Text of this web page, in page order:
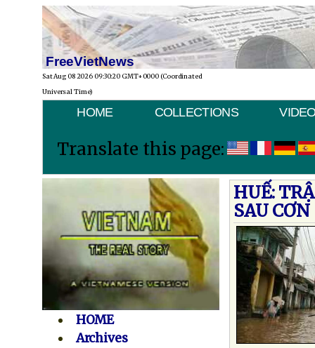
FreeVietNews
Sat Aug 08 2026 09:30:20 GMT+0000 (Coordinated
Universal Time)
HOME COLLECTIONS
Translate this page:
HOME
Archives
HUẾ:
SAU